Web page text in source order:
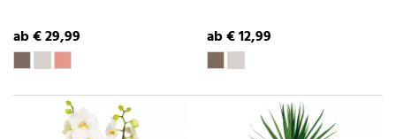
ab € 29,99 ab € 12,99